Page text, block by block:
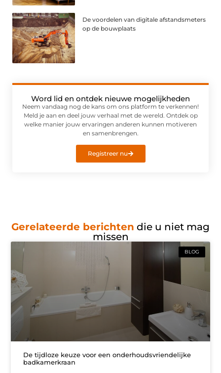
De voordelen van digitale afstandsmeters
op de bouwplaats
Word lid en ontdek nieuwe mogelijkheden
Neem vandaag nog de kans om ons platform te verkennen!
Meld je aan en deel jouw verhaal met de wereld. Ontdek op
welke manier jouw ervaringen anderen kunnen motiveren
en samenbrengen.
Registreer nu
Gerelateerde berichten die u niet mag
missen
BLOG
De tijdloze keuze voor een onderhoudsvriendelijke
badkamerkraan